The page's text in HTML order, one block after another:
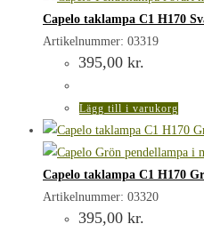
Capelo taklampa C1 H170
Artikelnummer: 03319
395,00 kr.
Lägg till i varukorg
Capelo taklampa C1 H170
Artikelnummer: 03320
395,00 kr.